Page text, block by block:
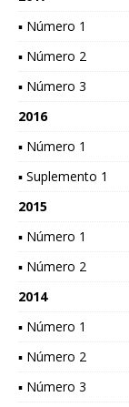
▪ Número 1
▪ Número 2
▪ Número 3
2016
▪ Número 1
▪ Suplemento 1
2015
▪ Número 1
▪ Número 2
2014
▪ Número 1
▪ Número 2
▪ Número 3